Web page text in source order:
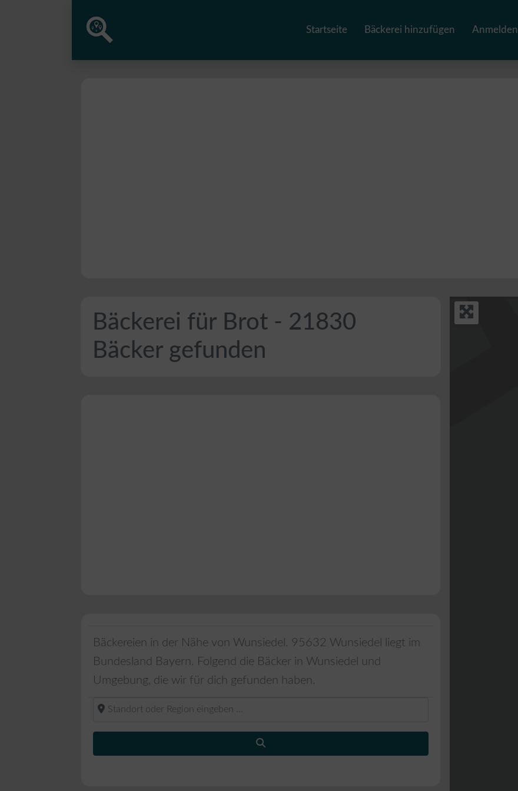
Startseite Bäckerei hinzufügen Anmelden
Bäckerei für Brot - 21830
Bäcker gefunden
Bäckereien in der Nähe von Wunsiedel . 95632 Wunsiedel
liegt im
Bundesland Bayern . Folgend die Bäcker in Wunsiedel und
Umgebung, die wir für dich gefunden haben.
Standort oder Region eingeben ...